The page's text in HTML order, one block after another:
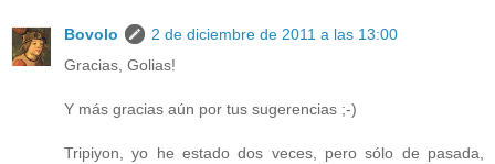
Bovolo
2 de diciembre de 2011 a las 13:00
Gracias, Golias!
Y más gracias aún por tus sugerencias ;-)
Tripiyon, yo he estado dos veces, pero sólo de pasada,